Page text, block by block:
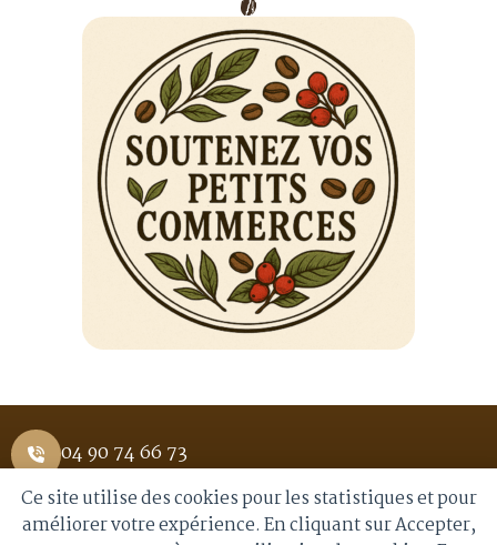
04 90 74 66 73
1 Place Saint Pierre 84400 APT
Ce site utilise des cookies pour les statistiques et pour
améliorer votre expérience. En cliquant sur Accepter,